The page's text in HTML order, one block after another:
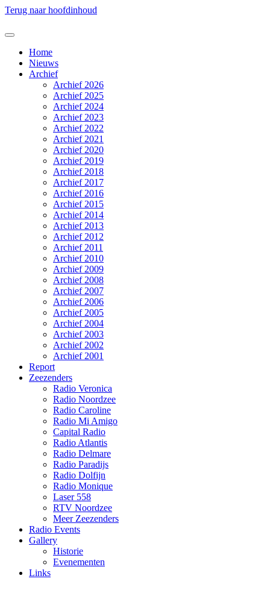
Terug naar hoofdinhoud
Home
Nieuws
Archief
Archief 2026
Archief 2025
Archief 2024
Archief 2023
Archief 2022
Archief 2021
Archief 2020
Archief 2019
Archief 2018
Archief 2017
Archief 2016
Archief 2015
Archief 2014
Archief 2013
Archief 2012
Archief 2011
Archief 2010
Archief 2009
Archief 2008
Archief 2007
Archief 2006
Archief 2005
Archief 2004
Archief 2003
Archief 2002
Archief 2001
Report
Zeezenders
Radio Veronica
Radio Noordzee
Radio Caroline
Radio Mi Amigo
Capital Radio
Radio Atlantis
Radio Delmare
Radio Paradijs
Radio Dolfijn
Radio Monique
Laser 558
RTV Noordzee
Meer Zeezenders
Radio Events
Gallery
Historie
Evenementen
Links